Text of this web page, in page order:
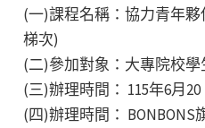
(一)課程名稱：協力青年
梯次)
(二)參加對象：大專院校學
(三)辦理時間： 115年6月
(四)辦理時間：